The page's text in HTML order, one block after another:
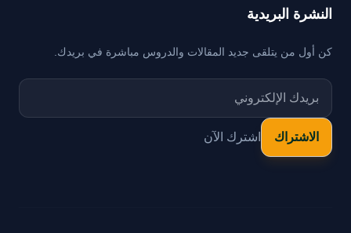
النشرة البريدية
كن أول من يتلقى جديد المقالات والدروس مباشرة في بريدك.
اشترك الآن